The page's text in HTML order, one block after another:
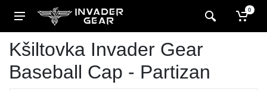
0
Kšiltovka Invader Gear
Baseball Cap - Partizan